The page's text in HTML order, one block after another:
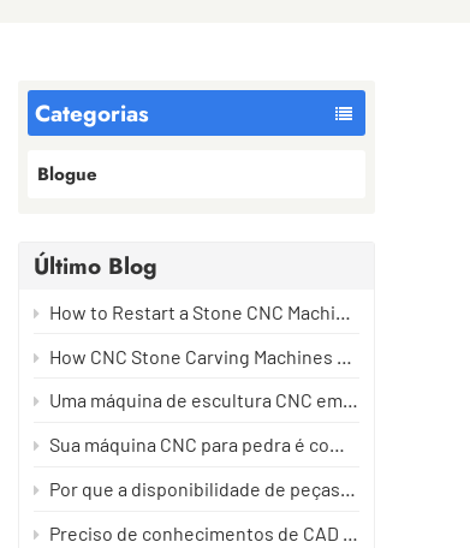
Categorias
Blogue
Último Blog
How to Restart a Stone CNC Machine After Long-Term Downtime Without Damaging It
How CNC Stone Carving Machines Create Toolpaths: From Design to Precision Carving
Uma máquina de escultura CNC em pedra é perigosa? O verdadeiro guia de segurança que todo operador deve ler.
Sua máquina CNC para pedra é compatível com meu idioma? Tudo o que você precisa saber.
Por que a disponibilidade de peças de reposição é mais importante do que o preço da máquina?
Preciso de conhecimentos de CAD para operar uma máquina de escultura em pedra?